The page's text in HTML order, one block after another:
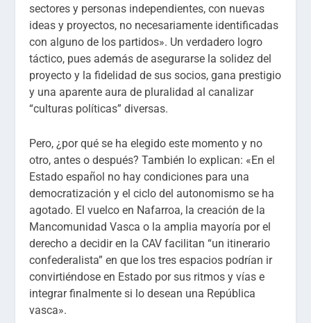
sectores y personas independientes, con nuevas
ideas y proyectos, no necesariamente identificadas
con alguno de los partidos». Un verdadero logro
táctico, pues además de asegurarse la solidez del
proyecto y la fidelidad de sus socios, gana prestigio
y una aparente aura de pluralidad al canalizar
“culturas políticas” diversas.
Pero, ¿por qué se ha elegido este momento y no
otro, antes o después? También lo explican: «En el
Estado español no hay condiciones para una
democratización y el ciclo del autonomismo se ha
agotado. El vuelco en Nafarroa, la creación de la
Mancomunidad Vasca o la amplia mayoría por el
derecho a decidir en la CAV facilitan “un itinerario
confederalista” en que los tres espacios podrían ir
convirtiéndose en Estado por sus ritmos y vías e
integrar finalmente si lo desean una República
vasca».